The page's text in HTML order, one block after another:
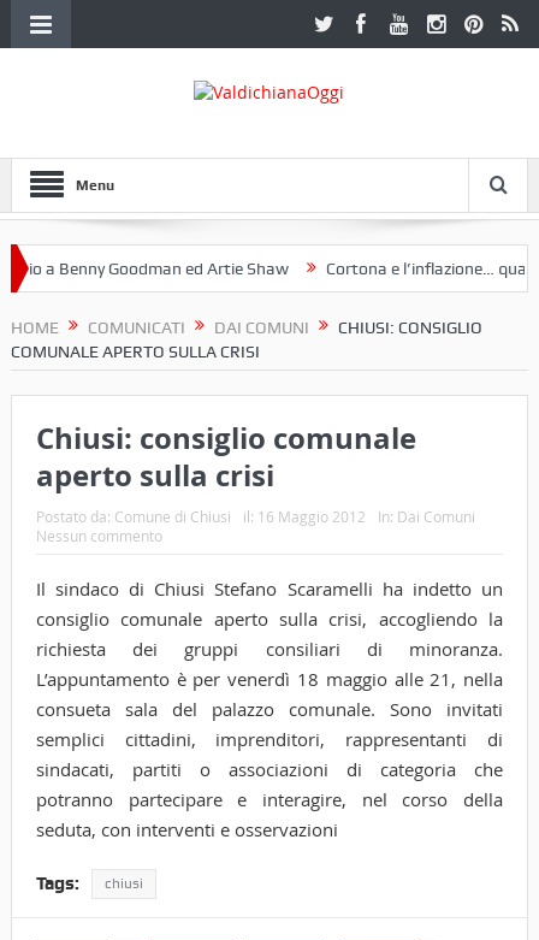
Menu
a Benny Goodman ed Artie Shaw Cortona e l’inflazione…
HOME COMUNICATI DAI COMUNI
CHIUSI: CONSIGLIO
COMUNALE APERTO SULLA CRISI
Chiusi: consiglio comunale
aperto sulla crisi
Postato da: Comune di Chiusi il: 16 Maggio 2012 In: Dai Comuni
Nessun commento
Il sindaco di Chiusi Stefano Scaramelli ha indetto un
consiglio comunale aperto sulla crisi, accogliendo la
richiesta dei gruppi consiliari di minoranza.
L’appuntamento è per venerdì 18 maggio alle 21, nella
consueta sala del palazzo comunale. Sono invitati
semplici cittadini, imprenditori, rappresentanti di
sindacati, partiti o associazioni di categoria che
potranno partecipare e interagire, nel corso della
seduta, con interventi e osservazioni
Tags: chiusi